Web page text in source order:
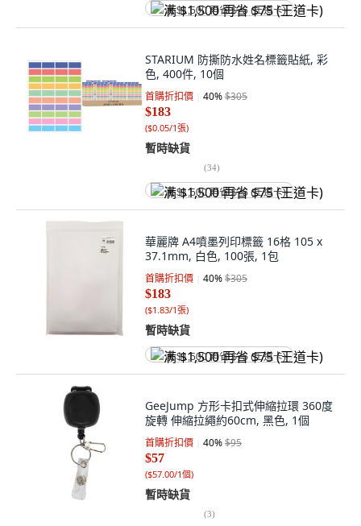
满 $1,500 再省 $75 (王道卡)
STARIUM 防撕防水姓名標籤貼紙, 彩
色, 400件, 10個
首購折扣價 40%$305
$183
($0.05/1張)
暫時缺貨
(34)
满 $1,500 再省 $75 (王道卡)
華麗牌 A4噴墨列印標籤 16格 105 x
37.1mm, 白色, 100張, 1包
首購折扣價 40%$305
$183
($1.83/1張)
暫時缺貨
满 $1,500 再省 $75 (王道卡)
GeeJump 方形卡扣式伸縮拉環 360度
旋轉 伸縮拉繩約60cm, 黑色, 1個
首購折扣價 40%$95
$57
($57.00/1個)
暫時缺貨
(3)